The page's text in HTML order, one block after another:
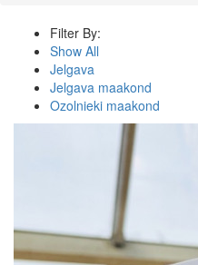
Filter By:
Show All
Jelgava
Jelgava maakond
Ozolnieki maakond